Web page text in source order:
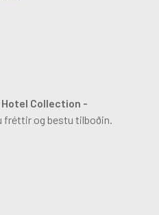
Collection -
fréttir og bestu tilboðin.